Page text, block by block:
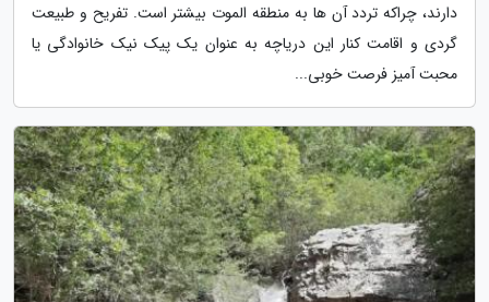
دارند، چراکه تردد آن ها به منطقه الموت بیشتر است. تفریح و طبیعت
گردی و اقامت کنار این دریاچه به عنوان یک پیک نیک خانوادگی یا
محبت آمیز فرصت خوبی...